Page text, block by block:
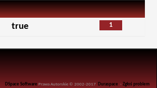
1
true
DSpace Software Prawa Autorskie © 2002-2017 Duraspace -Zgłoś problem